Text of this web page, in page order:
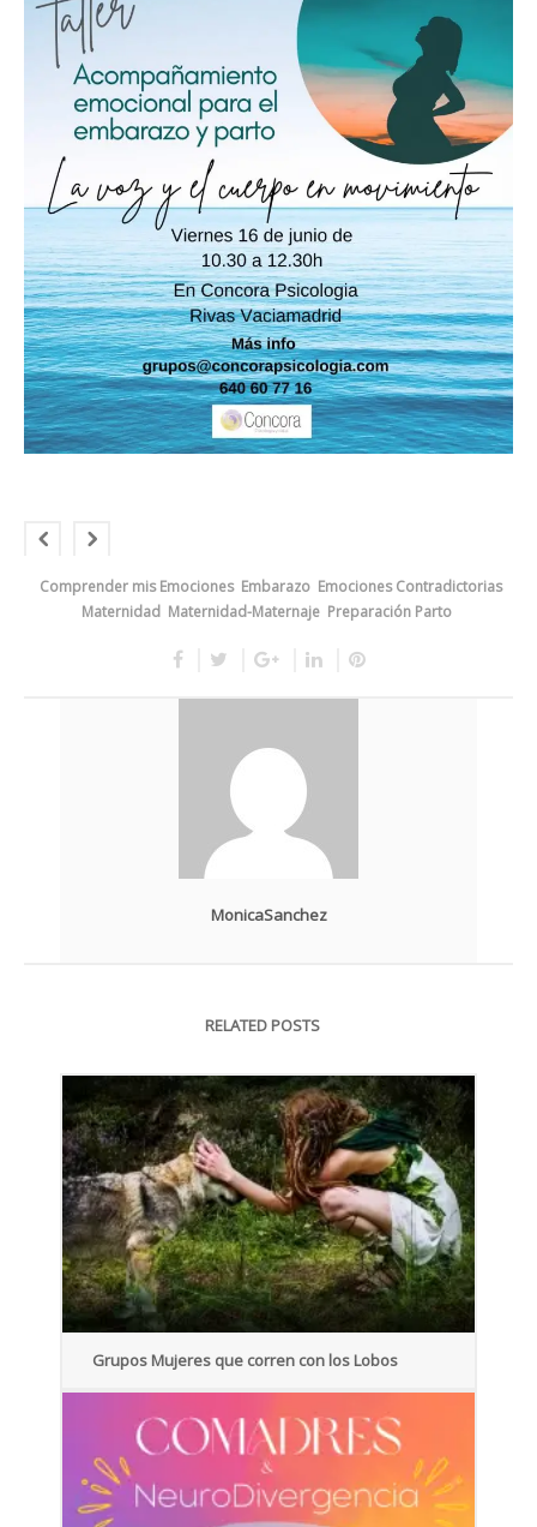
Comprender mis Emociones Embarazo Emociones Contradictorias
Maternidad Maternidad-Maternaje Preparación Parto
MonicaSanchez
RELATED POSTS
Grupos Mujeres que corren con los Lobos